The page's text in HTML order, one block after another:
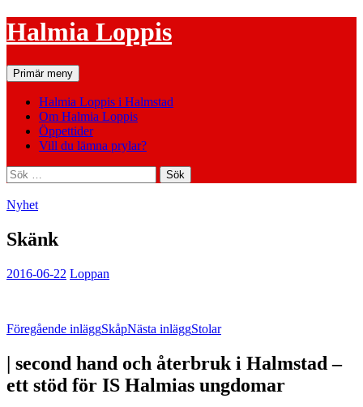
Hoppa
till
Halmia Loppis
SökPrimär meny
Halmia Loppis i Halmstad
Om Halmia Loppis
Öppettider
Vill du lämna prylar?
Sök
efter:
Nyhet
Skänk
2016-06-22 Loppan
Inläggsnavigering
Föregående inläggSkåpNästa inläggStolar
| second hand och återbruk i Halmstad –
ett stöd för IS Halmias ungdomar